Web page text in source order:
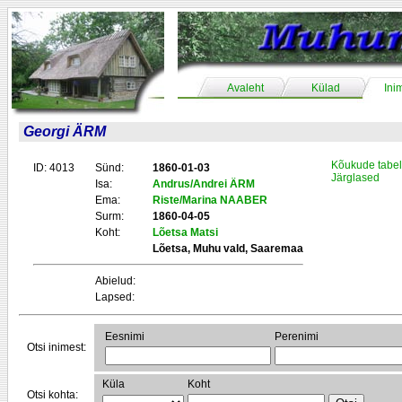
Avaleht Külad
Georgi ÄRM
ID: 4013 Sünd:
1860-01-03
Isa:
Andrus/Andrei ÄRM
Ema:
Riste/Marina NAABER
Surm:
1860-04-05
Koht:
Lõetsa Matsi
Lõetsa, Muhu vald, Saaremaa
Abielud:
Lapsed:
Kõukude tabel
Järglased
Otsi inimest:
Eesnimi Perenimi
Otsi kohta:
Küla Koht